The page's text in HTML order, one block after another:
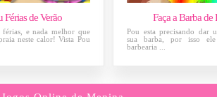
Férias de Verão
férias, e nada melhor que
neste calor! Vista Pou
Faça a Barba de
Pou esta precisando dar
sua barba, por isso
barbearia ...